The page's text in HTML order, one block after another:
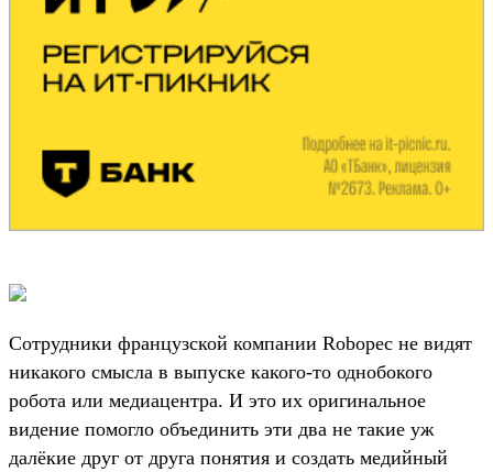
Сотрудники французской компании Robopec не видят
никакого смысла в выпуске какого-то однобокого
робота или медиацентра. И это их оригинальное
видение помогло объединить эти два не такие уж
далёкие друг от друга понятия и создать медийный